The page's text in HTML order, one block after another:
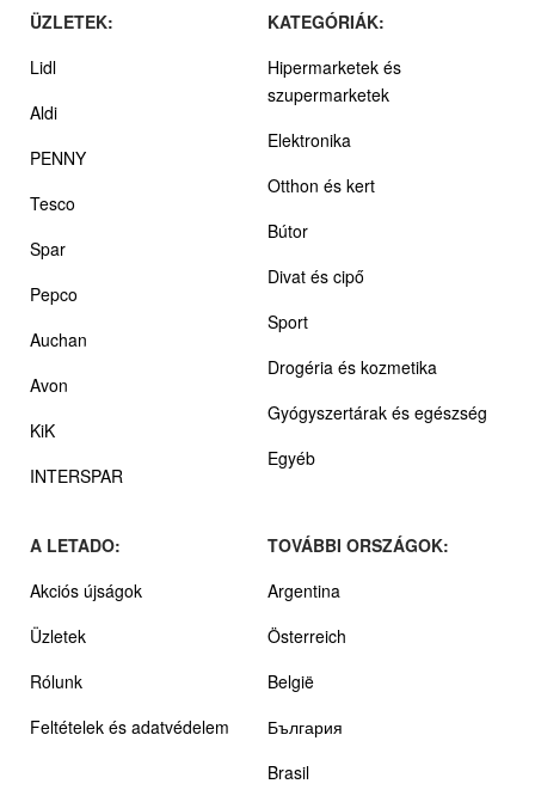
ÜZLETEK:
Lidl
Aldi
PENNY
Tesco
Spar
Pepco
Auchan
Avon
KiK
INTERSPAR
KATEGÓRIÁK:
Hipermarketek és
szupermarketek
Elektronika
Otthon és kert
Bútor
Divat és cipő
Sport
Drogéria és kozmetika
Gyógyszertárak és egészség
Egyéb
A LETADO:
Akciós újságok
Üzletek
Rólunk
Feltételek és adatvédelem
TOVÁBBI ORSZÁGOK:
Argentina
Österreich
België
България
Brasil